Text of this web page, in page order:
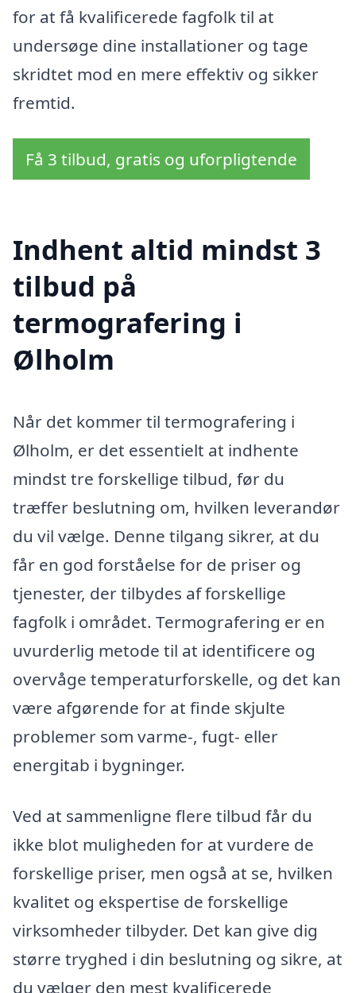
for at få kvalificerede fagfolk til at
undersøge dine installationer og tage
skridtet mod en mere effektiv og sikker
fremtid.
Få 3 tilbud, gratis og uforpligtende
Indhent altid mindst 3
tilbud på
termografering i
Ølholm
Når det kommer til termografering i
Ølholm, er det essentielt at indhente
mindst tre forskellige tilbud, før du
træffer beslutning om, hvilken leverandør
du vil vælge. Denne tilgang sikrer, at du
får en god forståelse for de priser og
tjenester, der tilbydes af forskellige
fagfolk i området. Termografering er en
uvurderlig metode til at identificere og
overvåge temperaturforskelle, og det kan
være afgørende for at finde skjulte
problemer som varme-, fugt- eller
energitab i bygninger.
Ved at sammenligne flere tilbud får du
ikke blot muligheden for at vurdere de
forskellige priser, men også at se, hvilken
kvalitet og ekspertise de forskellige
virksomheder tilbyder. Det kan give dig
større tryghed i din beslutning og sikre, at
du vælger den mest kvalificerede